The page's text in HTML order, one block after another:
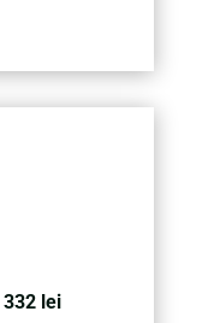
332 lei